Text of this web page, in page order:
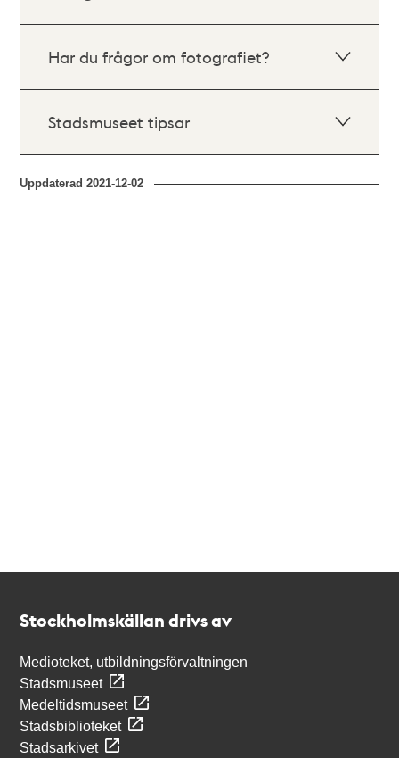
Har du frågor om fotografiet?
Stadsmuseet tipsar
Uppdaterad2021-12-02
Stockholmskällan drivs av
Medioteket, utbildningsförvaltningen
Stadsmuseet
Medeltidsmuseet
Stadsbiblioteket
Stadsarkivet